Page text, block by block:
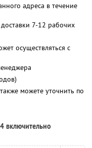
адреса в течение
7-12 рабочих
осуществляться с
можете уточнить по
включительно